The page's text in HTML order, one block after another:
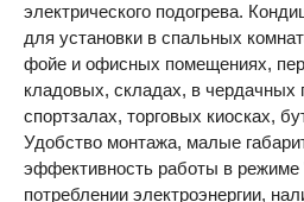
электрического подогрева.
для установки в спальных
фойе и офисных помещениях,
кладовых, складах, в чердачных
спортзалах, торговых киосках,
Удобство монтажа, малые
эффективность работы в
потреблении электроэнергии,